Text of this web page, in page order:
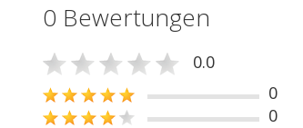
0 Bewertungen
0.0
0
0